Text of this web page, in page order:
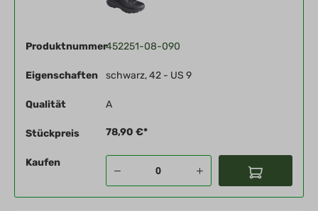
Produktnummer452251-08-090
Eigenschaften schwarz, 42 - US 9
Qualität A
Stückpreis 78,90 €*
Kaufen